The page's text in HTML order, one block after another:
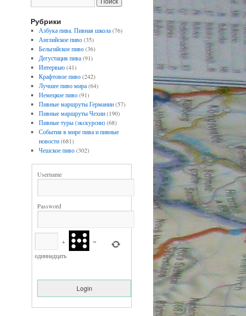
Рубрики
Азбука пива. Пивная школа(76)
Английское пиво(35)
Бельгийское пиво(36)
Дегустация пива(91)
Интервью(41)
Крафтовое пиво(242)
Лучшее пиво мира(64)
Немецкое пиво(91)
Пивные маршруты Германии(57)
Пивные маршруты Чехии(190)
Пивные туры (экскурсии)(68)
События в мире пива и пивные
новости(681)
Чешское пиво(302)
Username
Password
+
=
одиннадцать